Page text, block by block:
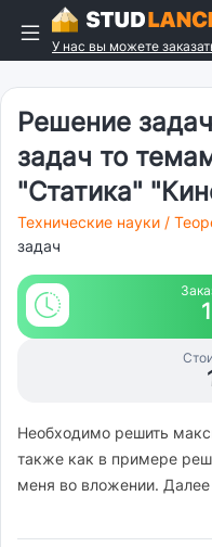
У нас вы можете
Решение
задач то
"Статика"
Технические науки /
задач
Необходимо решить
также как в примере
меня во вложении.
моего варианта в
Сдача работы: Можно